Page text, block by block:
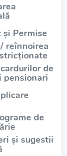
Permise
reînnoirea
de
pensionari
de
și sugestii